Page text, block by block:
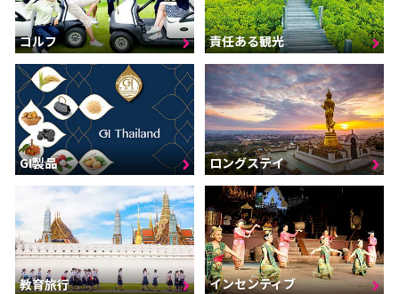
ゴルフ 責任ある観光
GI製品 ロングステイ
教育旅行 インセンティブ